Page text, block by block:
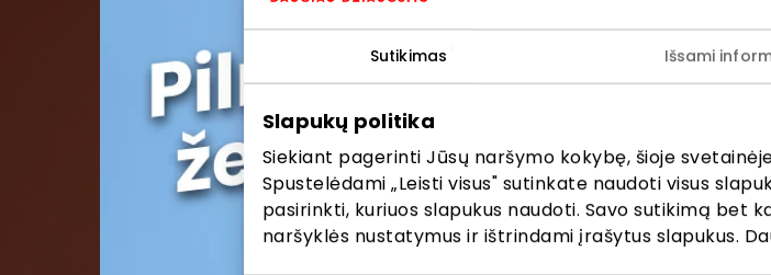
Sutikimas Išsami
Slapukų politika
Siekiant pagerinti Jūsų naršymo kokybę, šioje
Spustelėdami „Leisti visus" sutinkate naudoti visus
pasirinkti, kuriuos slapukus naudoti. Savo sutikimą bet
naršyklės nustatymus ir ištrindami įrašytus slapukus.
Pirmieji sužinokite apie geriausius
AKROPOLIS